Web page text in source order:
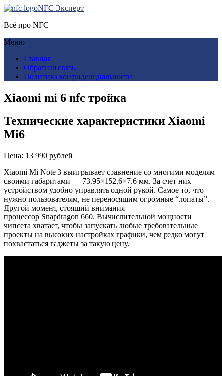
NFC Эксперт
Всё про NFC
Меню
Главная
Обратная связь
Политика конфиденциальности
Xiaomi mi 6 nfc тройка
Технические характеристики Xiaomi
Mi6
Цена: 13 990 рублей
Xiaomi Mi Note 3 выигрывает сравнение со многими моделям
своими габаритами — 73.95×152.6×7.6 мм. За счет них
устройством удобно управлять одной рукой. Самое то, что
нужно пользователям, не переносящим огромные “лопаты”.
Другой момент, стоящий внимания —
процессор Snapdragon 660. Вычислительной мощности
чипсета хватает, чтобы запускать любые требовательные
проекты на высоких настройках графики, чем редко могут
похвастаться гаджеты за такую цену.